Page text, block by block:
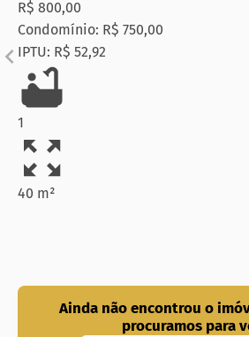
R$ 800,00
Condomínio: R$ 750,00
IPTU: R$ 52,92
1
40 m²
Ainda não encontrou o
procuramos para